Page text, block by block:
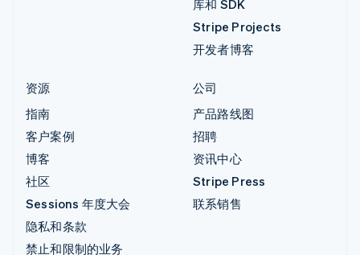
库和 SDK
Stripe Projects
开发者博客
资源
指南
客户案例
博客
社区
Sessions 年度大会
隐私和条款
禁止和限制的业务
公司
产品路线图
招聘
资讯中心
Stripe Press
联系销售